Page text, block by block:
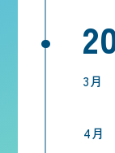
3月
4月